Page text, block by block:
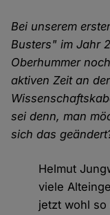
Bei unserem
Busters" im Jahr
Oberhummer
aktiven Zeit an
sei denn, man
sich das
Helmut
viele
jetzt wohl